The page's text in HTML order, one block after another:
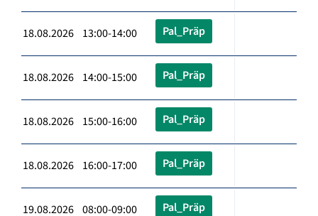
18.08.2026 13:00-14:00 Pal_Präp
18.08.2026 14:00-15:00 Pal_Präp
18.08.2026 15:00-16:00 Pal_Präp
18.08.2026 16:00-17:00 Pal_Präp
19.08.2026 08:00-09:00 Pal_Präp